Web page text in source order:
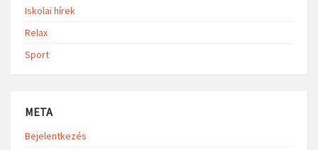
Iskolai hírek
Relax
Sport
META
Bejelentkezés